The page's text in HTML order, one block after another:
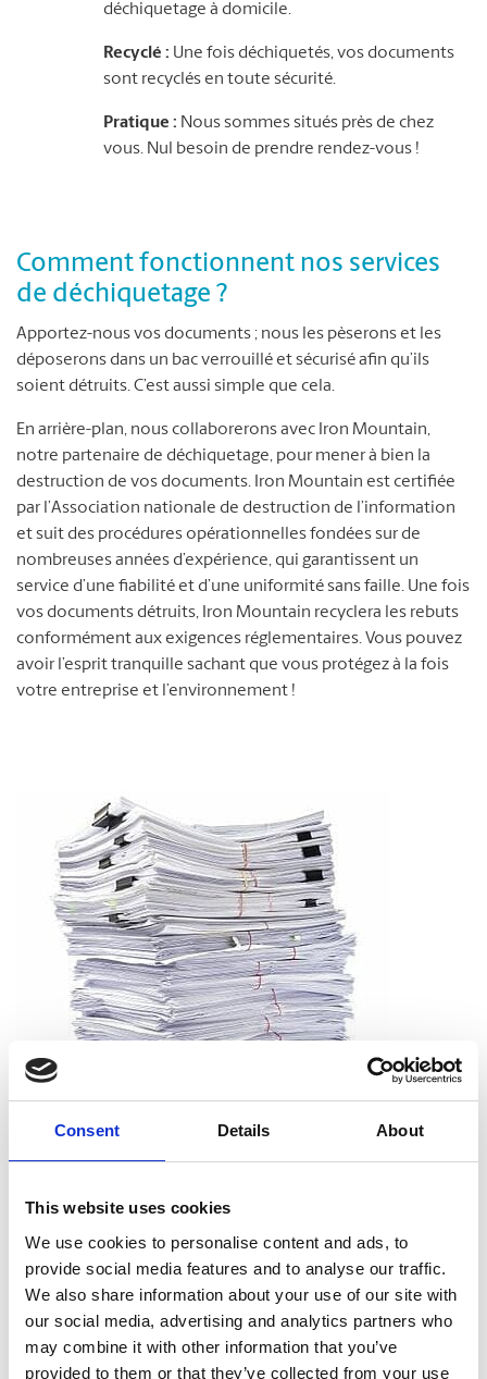
Consent Details About
This website uses cookies
We use cookies to personalise content and ads, to
provide social media features and to analyse our traffic.
We also share information about your use of our site with
our social media, advertising and analytics partners who
may combine it with other information that you’ve
provided to them or that they’ve collected from your use
déchiquetage à domicile.
Recyclé : Une fois déchiquetés, vos documents
sont recyclés en toute sécurité.
Pratique : Nous sommes situés près de chez
vous. Nul besoin de prendre rendez-vous !
Comment fonctionnent nos services
de déchiquetage ?
Apportez-nous vos documents ; nous les pèserons et les
déposerons dans un bac verrouillé et sécurisé afin qu’ils
soient détruits. C’est aussi simple que cela.
En arrière-plan, nous collaborerons avec Iron Mountain,
notre partenaire de déchiquetage, pour mener à bien la
destruction de vos documents. Iron Mountain est certifiée
par l’Association nationale de destruction de l’information
et suit des procédures opérationnelles fondées sur de
nombreuses années d’expérience, qui garantissent un
service d’une fiabilité et d’une uniformité sans faille. Une fois
vos documents détruits, Iron Mountain recyclera les rebuts
conformément aux exigences réglementaires. Vous pouvez
avoir l’esprit tranquille sachant que vous protégez à la fois
votre entreprise et l’environnement !
Vous pouvez déchiqueter tous les types de papier, dont le
papier d’impression, les reçus, les notes et les sorties
d’imprimante. Et vous n’avez pas à vous soucier de retirer les
agrafes, les trombones ou les chemises. Nous acceptons les
documents tels qu’ils sont.